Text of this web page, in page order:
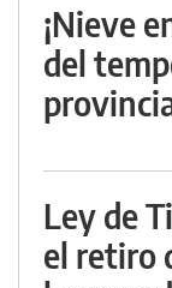
¡Nieve
del
Ley de
el retiro